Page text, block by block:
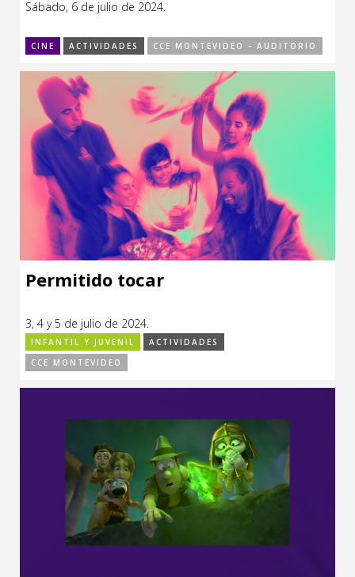
Espacio itinerante de lectura infantil
Formación
Género y Diversidad
Infantil y Juvenil
Letras
Medio Ambiente
Música
Sin categoría
Sábado, 6 de julio de 2024.
CINE ACTIVIDADES CCE MONTEVIDEO - AUDITORIO
Permitido tocar
3, 4 y 5 de julio de 2024.
INFANTIL Y JUVENIL
ACTIVIDADES
CCE MONTEVIDEO